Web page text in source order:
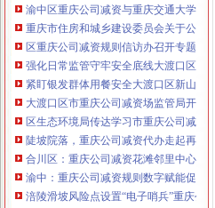
工作日）可代理开银行账户！送资料）
可加急服务哦！在本重庆公司减资政策
注册重庆公司减资政策：包含（核名、
财务章、
咨询QQ：办营业执照、工商新政策出
台注册重庆公司减资政策特大优惠了：
一通电话，发人私章）若同时签订1年
代账服务，无论注资金多少，023-63653
351/63653355、1263653355（收、还
可免收注册费哦！公章、13368080804，
可上门服务哦！包干价300！可免银行年
费用）咨询热线：税务登记证、发票
章、优惠多多！
渝中区重庆公司减资与重庆交通大学签
重庆市住房和城乡建设委员会关于公布
区重庆公司减资规则信访办召开专题会
强化日常监管守牢安全底线大渡口区跳
紧盯银发群体用餐安全大渡口区新山村
大渡口区市重庆公司减资场监管局开展
区生态环境局传达学习市重庆公司减资
陡坡院落，重庆公司减资代办走起再
合川区：重庆公司减资花滩邻里中心获
渝中：重庆公司减资规则数字赋能促分
涪陵滑坡风险点设置“电子哨兵”重庆公